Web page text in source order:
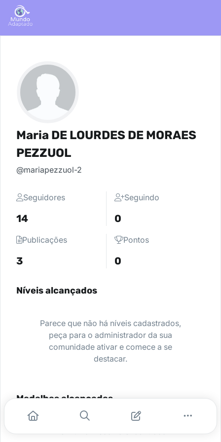
Maria DE LOURDES DE MORAES
PEZZUOL
@mariapezzuol-2
Seguidores
14
Seguindo
0
Publicações
3
Pontos
0
Níveis alcançados
Parece que não há níveis cadastrados,
peça para o administrador da sua
comunidade ativar e comece a se
destacar.
Medalhas alcançadas
Nenhuma medalha encontrada